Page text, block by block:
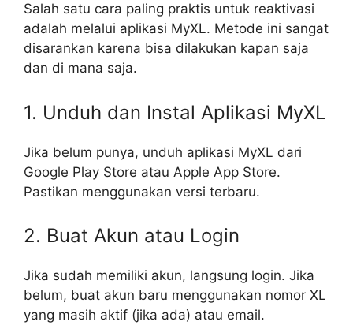
Salah satu cara paling praktis untuk reaktivasi
adalah melalui aplikasi MyXL. Metode ini sangat
disarankan karena bisa dilakukan kapan saja
dan di mana saja.
1. Unduh dan Instal Aplikasi MyXL
Jika belum punya, unduh aplikasi MyXL dari
Google Play Store atau Apple App Store.
Pastikan menggunakan versi terbaru.
2. Buat Akun atau Login
Jika sudah memiliki akun, langsung login. Jika
belum, buat akun baru menggunakan nomor XL
yang masih aktif (jika ada) atau email.